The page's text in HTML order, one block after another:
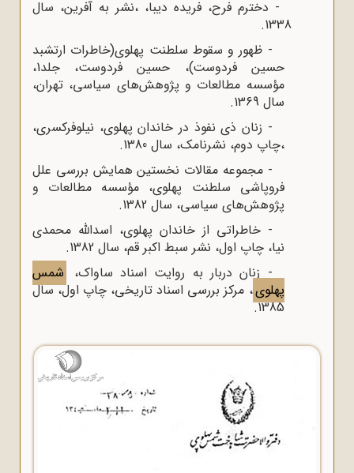
- دخترم فرح، فریده دیبا، ،نشر به آفرین، سال
1338.
- ظهور و سقوط سلطنت پهلوی(خاطرات ارتشبد
حسین فردوست)، حسین فردوست، جلد1،
مؤسسه مطالعات و پژوهش‌های سیاسی، تهران،
سال 1369.
- زنان ذی نفوذ در خاندان پهلوی، نیلوفرکسری،
،چاپ دوم، نشرنامک، سال 1380.
- مجموعه مقالات نخستین همایش بررسی علل
فروپاشی سلطنت پهلوی، مؤسسه مطالعات و
پژوهش‌های سیاسی، سال 1382.
- خاطراتی از خاندان پهلوی، اسدالله محمدی
نیا، چاپ اول، نشر سبط اکبر قم، سال 1382.
- زنان دربار به روایت اسناد ساواک، شمس
پهلوی، مرکز بررسی اسناد تاریخی، چاپ اول، سال
1385.